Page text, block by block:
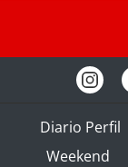
Diario Perfil
Weekend